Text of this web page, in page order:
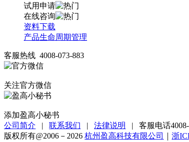
试用申请
在线咨询
资料下载
产品生命周期管理
客服热线 4008-073-883
关注官方微信
添加盈高小秘书
公司简介 | 联系我们 | 法律说明 | 客服电话
版权所有@2006－2026 杭州盈高科技有限公司 浙